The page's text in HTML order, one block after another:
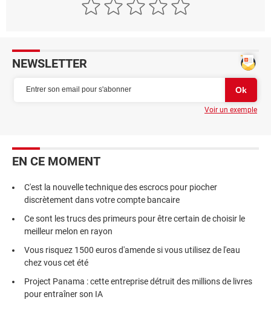
NEWSLETTER
Voir un exemple
EN CE MOMENT
C'est la nouvelle technique des escrocs pour piocher
discrètement dans votre compte bancaire
Ce sont les trucs des primeurs pour être certain de choisir le
meilleur melon en rayon
Vous risquez 1500 euros d'amende si vous utilisez de l'eau
chez vous cet été
Project Panama : cette entreprise détruit des millions de livres
pour entraîner son IA